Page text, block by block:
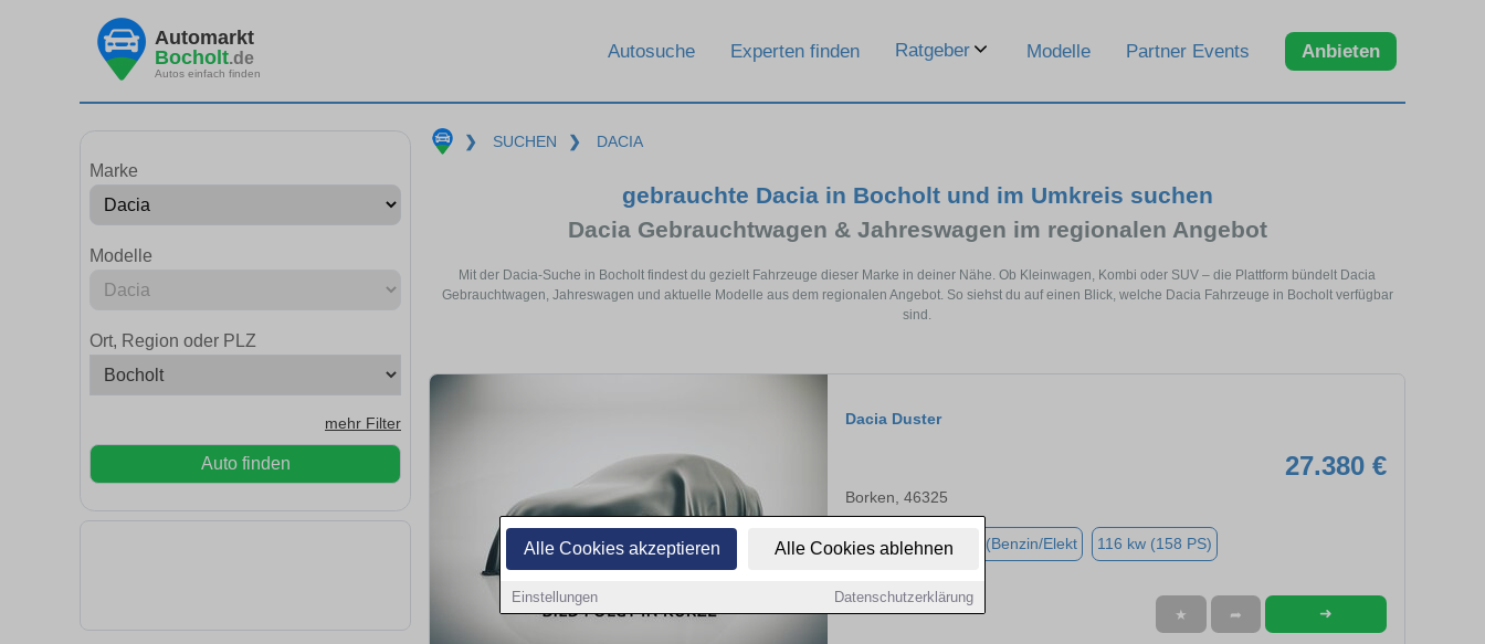
Alle Cookies akzeptieren Alle Cookies ablehnen
Einstellungen Datenschutzerklärung
Automarkt
Bocholt.de
Autos einfach finden
Autosuche Experten finden Ratgeber Modelle Partner Events Anbieten
Marke
Modelle
Ort, Region oder PLZ
mehr Filter
Auto finden
❯ SUCHEN ❯ DACIA
gebrauchte Dacia in Bocholt und im Umkreis suchen
Dacia Gebrauchtwagen & Jahreswagen im regionalen Angebot
Mit der Dacia-Suche in Bocholt findest du gezielt Fahrzeuge dieser Marke in deiner Nähe. Ob Kleinwagen, Kombi oder SUV – die Plattform bündelt Dacia
Gebrauchtwagen, Jahreswagen und aktuelle Modelle aus dem regionalen Angebot. So siehst du auf einen Blick, welche Dacia Fahrzeuge in Bocholt verfügbar
sind.
Dacia Duster
27.380 €
Borken, 46325
1.500 km Hybrid (Benzin/Elekt 116 kw (158 PS)
★ ➦ ➜